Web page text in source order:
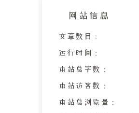
网站信息
文章数目 :
运行时间 :
本站总字数 :
本站访客数 :
本站总浏览量 :